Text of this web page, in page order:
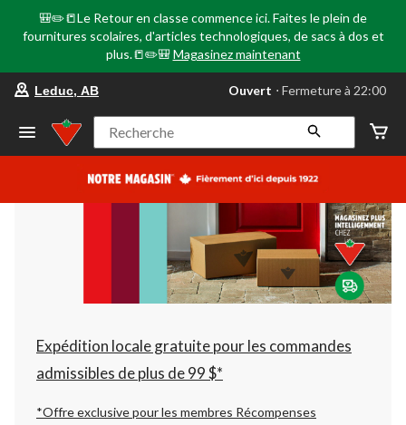
🎒✏️📒Le Retour en classe commence ici. Faites le plein de
fournitures scolaires, d'articles technologiques, de sacs à dos et
plus.📒✏️🎒 Magasinez maintenant
votre
préféré
Leduc,
AB,
courament
Fermeture
à
22:00
cliquer
pour
changer
Leduc, AB Ouvert ⋅ Fermeture à 22:00
Recherche
Expédition locale gratuite pour les commandes
admissibles de plus de 99 $*
*Offre exclusive pour les membres Récompenses